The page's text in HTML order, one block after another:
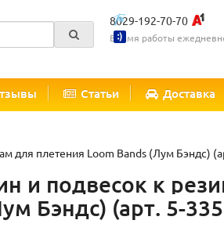
8029-192-70-70
Время работы
Статьи Доставка
для плетения Loom Bands (Лум Бэндс)
и подвесок к
Бэндс) (арт. 5-